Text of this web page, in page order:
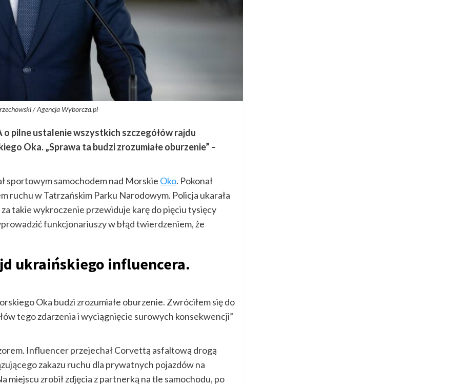
/ Agencja Wyborcza.pl
o pilne ustalenie wszystkich szczegółów rajdu
Oka. „Sprawa ta budzi zrozumiałe oburzenie” –
sportowym samochodem nad Morskie Oko. Pokonał
ruchu w Tatrzańskim Parku Narodowym. Policja ukarała
takie wykroczenie przewiduje karę do pięciu tysięcy
funkcjonariuszy w błąd twierdzeniem, że
ukraińskiego influencera.
Oka budzi zrozumiałe oburzenie. Zwróciłem się do
tego zdarzenia i wyciągnięcie surowych konsekwencji”
Influencer przejechał Corvettą asfaltową drogą
zakazu ruchu dla prywatnych pojazdów na
zrobił zdjęcia z partnerką na tle samochodu, po